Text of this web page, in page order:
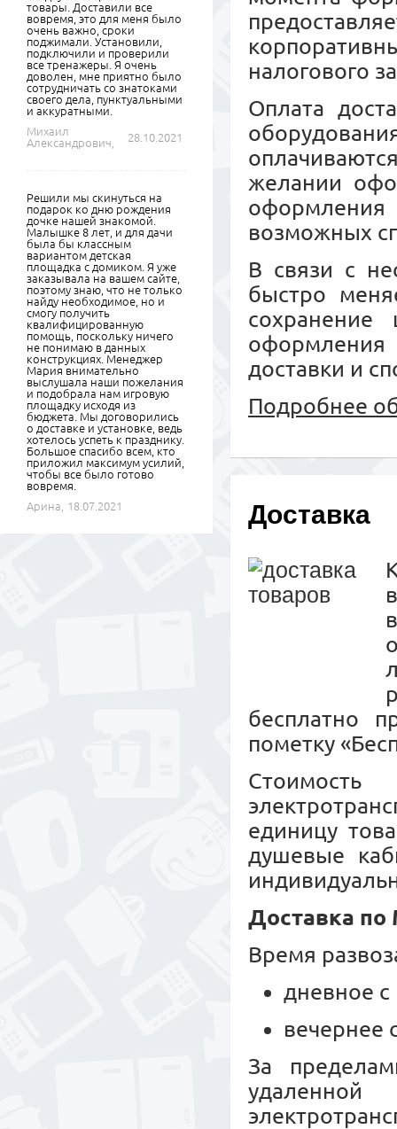
налогового
Оплата
желании
возможных
В связи с
быстро
доставки и
Подробнее
Доставка
бесплатно
пометку
единицу
душевые
Доставка
Время
дневное с
вечернее
За
товары. Доставили все
вовремя, это для меня было
очень важно, сроки
поджимали. Установили,
подключили и проверили
все тренажеры. Я очень
доволен, мне приятно было
сотрудничать со знатоками
своего дела, пунктуальными
и аккуратными.
Михаил
Александрович,
28.10.2021
Решили мы скинуться на
подарок ко дню рождения
дочке нашей знакомой.
Малышке 8 лет, и для дачи
была бы классным
вариантом детская
площадка с домиком. Я уже
заказывала на вашем сайте,
поэтому знаю, что не только
найду необходимое, но и
смогу получить
квалифицированную
помощь, поскольку ничего
не понимаю в данных
конструкциях. Менеджер
Мария внимательно
выслушала наши пожелания
и подобрала нам игровую
площадку исходя из
бюджета. Мы договорились
о доставке и установке, ведь
хотелось успеть к празднику.
Большое спасибо всем, кто
приложил максимум усилий,
чтобы все было готово
вовремя.
Арина,
18.07.2021